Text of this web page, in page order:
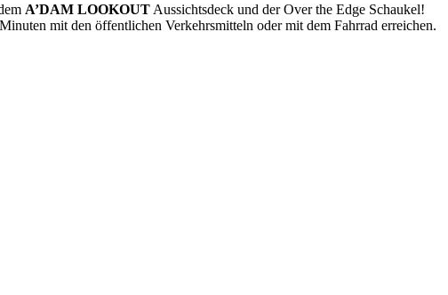
A’DAM LOOKOUT Aussichtsdeck und der Over the Edge Schaukel!
mit den öffentlichen Verkehrsmitteln oder mit dem Fahrrad erreichen.